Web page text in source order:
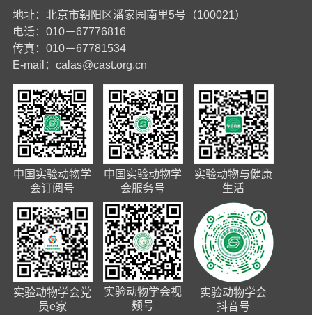
地址：北京市朝阳区潘家园南里5号（100021）
电话：010－67776816
传真：010－67781534
E-mail： calas@cast.org.cn
中国实验动物学
会订阅号
中国实验动物学
会服务号
实验动物与健康
生活
实验动物学会党
员e家
实验动物学会视
频号
实验动物学会
抖音号